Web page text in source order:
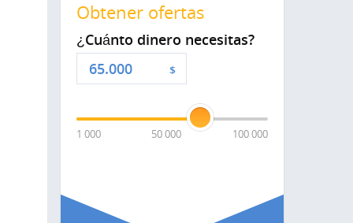
Obtener ofertas
¿Cuánto dinero necesitas?
$
1 000 50 000 100 000